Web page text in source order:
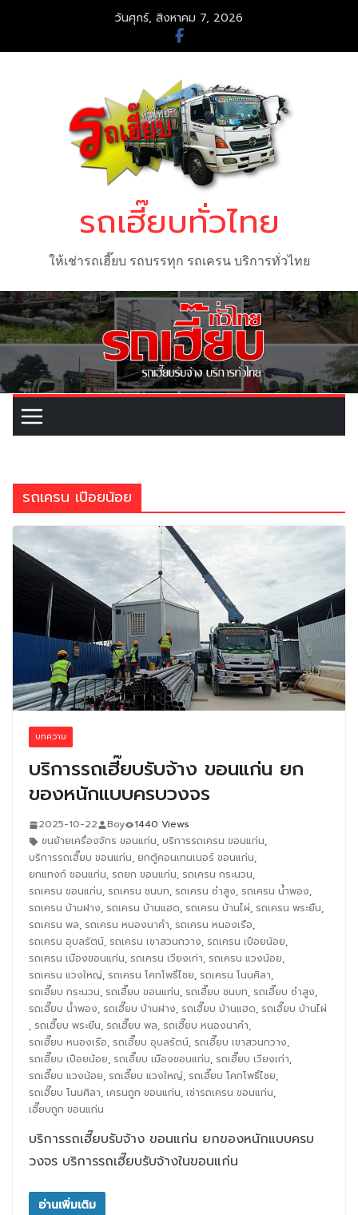
content
วันศุกร์, สิงหาคม 7, 2026
รถเฮี๊ยบทั่วไทย
ให้เช่ารถเฮี๊ยบ รถบรรทุก รถเครน บริการทั่วไทย
รถเครน เปือยน้อย
บทความ
บริการรถเฮี๊ยบรับจ้าง ขอนแก่น ยก
ของหนักแบบครบวงจร
2025-10-22 Boy
1440 Views
ขนย้ายเครื่องจักร ขอนแก่น, บริการรถเครน ขอนแก่น,
บริการรถเฮี๊ยบ ขอนแก่น, ยกตู้คอนเทนเนอร์ ขอนแก่น,
ยกแทงก์ ขอนแก่น, รถยก ขอนแก่น, รถเครน กระนวน,
รถเครน ขอนแก่น, รถเครน ชนบท, รถเครน ซำสูง, รถเครน น้ำพอง,
รถเครน บ้านฝาง, รถเครน บ้านแฮด, รถเครน บ้านไผ่, รถเครน พระยืน,
รถเครน พล, รถเครน หนองนาคำ, รถเครน หนองเรือ,
รถเครน อุบลรัตน์, รถเครน เขาสวนกวาง, รถเครน เปือยน้อย,
รถเครน เมืองขอนแก่น, รถเครน เวียงเก่า, รถเครน แวงน้อย,
รถเครน แวงใหญ่, รถเครน โคกโพธิ์ไชย, รถเครน โนนศิลา,
รถเฮี๊ยบ กระนวน, รถเฮี๊ยบ ขอนแก่น, รถเฮี๊ยบ ชนบท, รถเฮี๊ยบ ซำสูง,
รถเฮี๊ยบ น้ำพอง, รถเฮี๊ยบ บ้านฝาง, รถเฮี๊ยบ บ้านแฮด, รถเฮี๊ยบ บ้านไผ่
, รถเฮี๊ยบ พระยืน, รถเฮี๊ยบ พล, รถเฮี๊ยบ หนองนาคำ,
รถเฮี๊ยบ หนองเรือ, รถเฮี๊ยบ อุบลรัตน์, รถเฮี๊ยบ เขาสวนกวาง,
รถเฮี๊ยบ เปือยน้อย, รถเฮี๊ยบ เมืองขอนแก่น, รถเฮี๊ยบ เวียงเก่า,
รถเฮี๊ยบ แวงน้อย, รถเฮี๊ยบ แวงใหญ่, รถเฮี๊ยบ โคกโพธิ์ไชย,
รถเฮี๊ยบ โนนศิลา, เครนถูก ขอนแก่น, เช่ารถเครน ขอนแก่น,
เฮี๊ยบถูก ขอนแก่น
บริการรถเฮี๊ยบรับจ้าง ขอนแก่น ยกของหนักแบบครบ
วงจร บริการรถเฮี๊ยบรับจ้างในขอนแก่น
อ่านเพิ่มเติม